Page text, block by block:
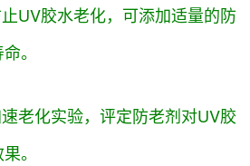
UV胶水老化，可添加适量的防
。
老化实验， 评定防老剂对UV胶
。